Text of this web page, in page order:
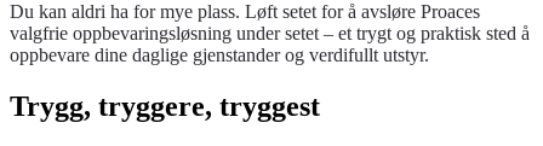
Du kan aldri ha for mye plass. Løft setet for å avsløre Proaces
valgfrie oppbevaringsløsning under setet – et trygt og praktisk sted å
oppbevare dine daglige gjenstander og verdifullt utstyr.
Trygg, tryggere, tryggest